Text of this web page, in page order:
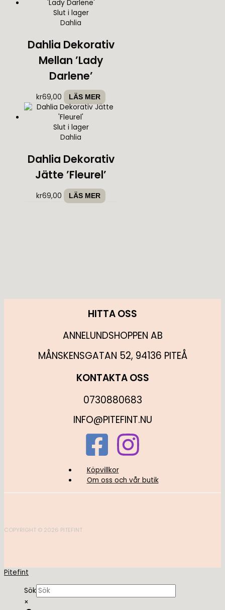
Slut i lager
Dahlia
Dahlia Dekorativ
Mellan ’Lady
Darlene’
kr69,00 LÄS MER
Slut i lager
Dahlia
Dahlia Dekorativ
Jätte ’Fleurel’
kr69,00 LÄS MER
HITTA OSS
ANNELUNDSHOPPEN AB
MÅNSKENSGATAN 52, 94136 PITEÅ
KONTAKTA OSS
0730880683
INFO@PITEFINT.NU
Köpvillkor
Om oss och vår butik
COPYRIGHT © 2026 PITEFINT
Pitefint
Sök
×